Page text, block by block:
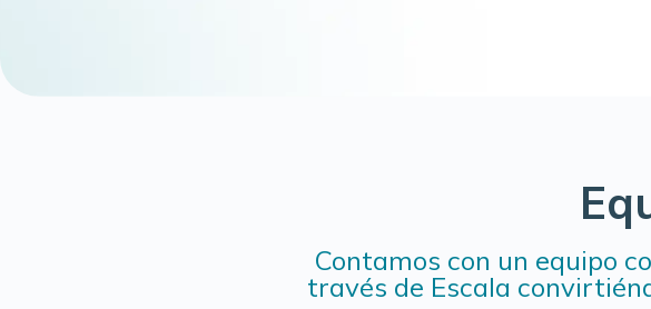
Contamos con un equipo
través de Escala